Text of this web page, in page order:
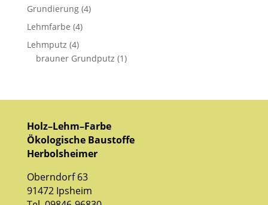
Grundierung (4)
Lehmfarbe (4)
Lehmputz (4)
brauner Grundputz (1)
Holz–Lehm–Farbe
Ökologische Baustoffe
Herbolsheimer
Oberndorf 63
91472 Ipsheim